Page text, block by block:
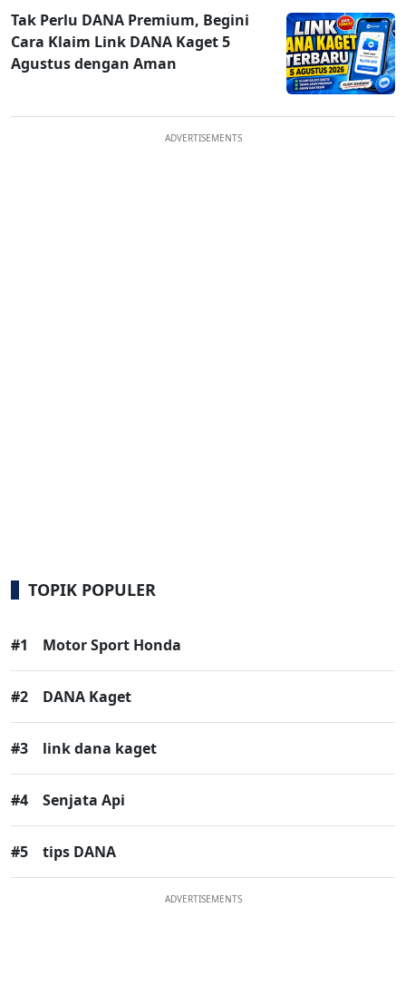
Tak Perlu DANA Premium, Begini
Cara Klaim Link DANA Kaget 5
Agustus dengan Aman
ADVERTISEMENTS
TOPIK POPULER
#1 Motor Sport Honda
#2 DANA Kaget
#3 link dana kaget
#4 Senjata Api
#5 tips DANA
ADVERTISEMENTS